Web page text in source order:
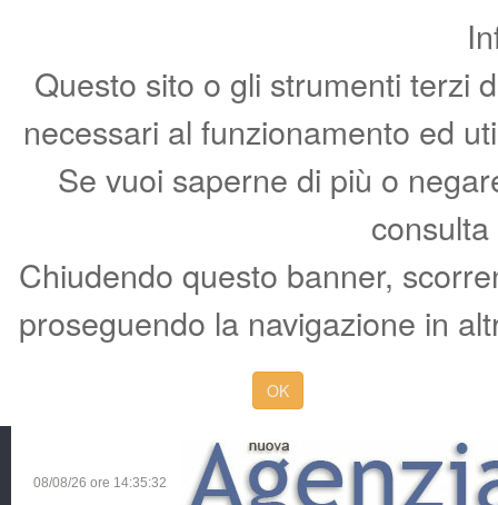
Questo sito o gli strumenti terzi
necessari al funzionamento ed
Se vuoi saperne di più o
Chiudendo questo banner,
proseguendo la navigazione in
OK
08/08/26 ore 14:35:33